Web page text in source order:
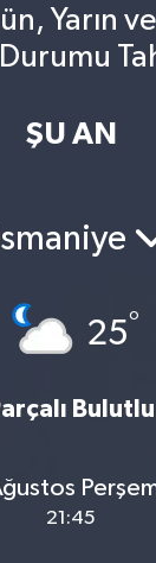
Yarın
ŞU AN
25°
Bulutlu
21:45